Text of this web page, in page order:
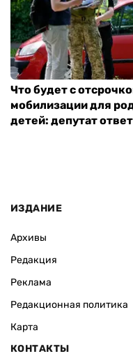
Что будет с
мобилизации для
детей: депутат
ИЗДАНИЕ
Архивы
Редакция
Реклама
Редакционная политика
Карта
КОНТАКТЫ